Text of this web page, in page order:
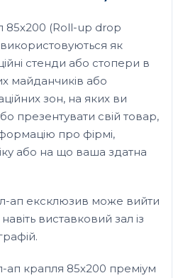
85х200 (Roll-up drop
як
стенди або стопери в
майданчиків або
зон, на яких ви
презентувати свій товар,
про фірмі,
або на що ваша здатна
ап ексклюзив може вийти
виставковий зал із
ап крапля 85х200 преміум